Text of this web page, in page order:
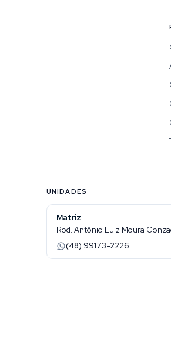
UNIDADES
Matriz
Rod. Antônio Luiz Moura
(48) 99173-2226